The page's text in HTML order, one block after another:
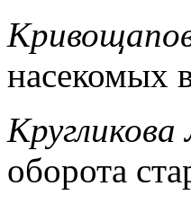
насекомых
оборота